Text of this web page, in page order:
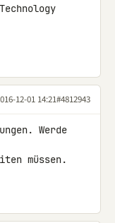
12-01 14:21#4812943
Werde
müssen.